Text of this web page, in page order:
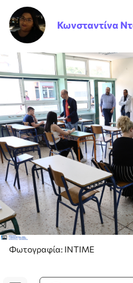
Κωνσταντίνα
Φωτογραφία: ΙΝΤΙΜΕ